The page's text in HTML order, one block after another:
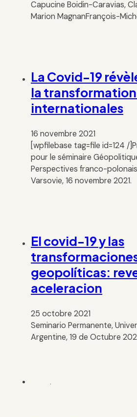
Capucine Boidin-Caravias,
Marion MagnanFrançois-
La Covid-19
la
internationales
16 novembre 2021
[wpfilebase tag=file id=124 /
pour le séminaire
Perspectives franco-
Varsovie, 16 novembre 2021.
El covid-19 y las
geopolíticas:
aceleracion
25 octobre 2021
Seminario Permanente,
Argentine, 19 de Octubre